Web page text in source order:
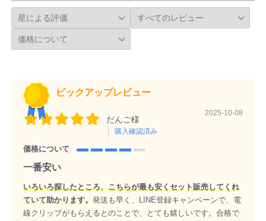
ピックアップレビュー
だんご様
購入確認済み
2025-10-08
価格について
一番安い
いろいろ探したところ、こちらが最も安くセット販売してくれ
ていて助かります。発送も早く、LINE登録キャンペーンで、電
線クリップがもらえるとのことで、とても嬉しいです。合格で